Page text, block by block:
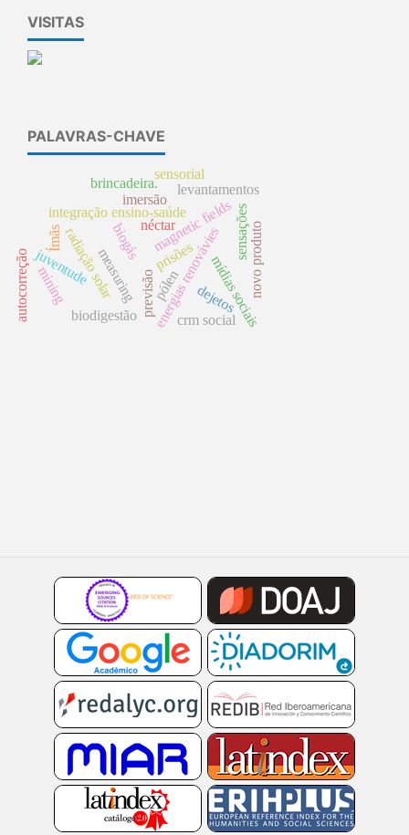
VISITAS
PALAVRAS-CHAVE
integração ensino-saúde
biogás
measuring
magnetic fieldssensações
imersão
radiação solar energias renovávies
previsão mídias sociais
crm social
biodigestão
levantamentos
dejetos
juventude
Ímãs
brincadeira.
autocorreção novo produto
sensorial
prisões
mining
néctar
pólen